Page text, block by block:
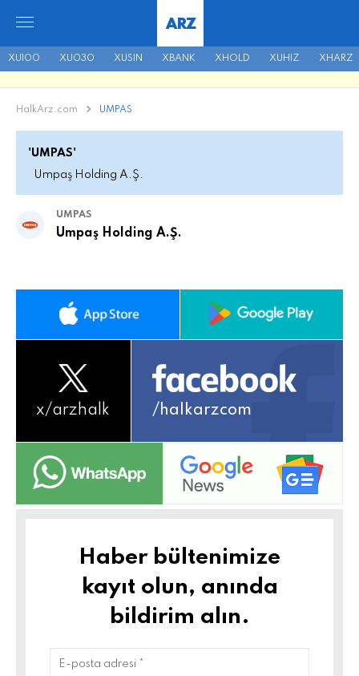
XU100 XU030 XUSIN XBANK XHOLD XUHIZ XHARZ
ARZ
HalkArz.com UMPAS
'UMPAS'
Umpaş Holding A.Ş.
UMPAS
Umpaş Holding A.Ş.
x/arzhalk /halkarzcom
Haber bültenimize
kayıt olun, anında
bildirim alın.